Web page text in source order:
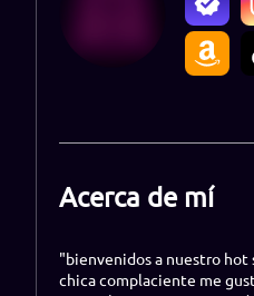
Acerca de mí
"bienvenidos a nuestro hot
chica complaciente me